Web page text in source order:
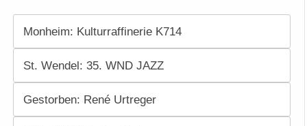
Monheim: Kulturraffinerie K714
St. Wendel: 35. WND JAZZ
Gestorben: René Urtreger